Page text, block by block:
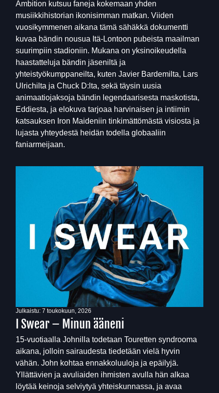
Ambition kutsuu faneja kokemaan yhden
musiikkihistorian ikonisimman matkan. Viiden
vuosikymmenen aikana tämä sähäkkä dokumentti
kuvaa bändin nousua Itä-Lontoon pubeista maailman
suurimpiin stadioniin. Mukana on yksinoikeudella
haastatteluja bändin jäseniltä ja
yhteistyökumppaneilta, kuten Javier Bardemilta, Lars
Ulrichilta ja Chuck D:lta, sekä täysin uusia
animaatiojaksoja bändin legendaarisesta maskotista,
Eddiesta, ja elokuva tarjoaa harvinaisen ja intiimin
katsauksen Iron Maideniin tinkimättömästä visiosta ja
lujasta yhteydestä heidän todella globaaliin
faniarmeijaan.
Julkaistu: 7 toukokuun, 2026
I Swear – Minun ääneni
15-vuotiaalla Johnilla todetaan Touretten syndrooma
aikana, jolloin sairaudesta tiedetään vielä hyvin
vähän. John kohtaa ennakkoluuloja ja epäilyjä.
Yllättävien ja avuliaiden ihmisten avulla hän alkaa
löytää keinoja selviytyä yhteiskunnassa, ja avaa